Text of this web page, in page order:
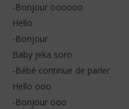
-Bonjour oooooo
Hello
-Bonjour
Baby jeka soro
-Bébé continue de parler
Hello ooo
-Bonjour ooo